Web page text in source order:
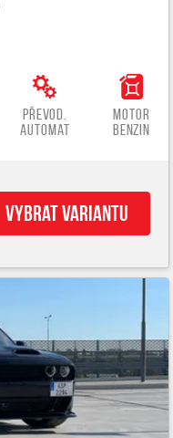
Převod.
automat
Motor
benzin
Vybrat variantu